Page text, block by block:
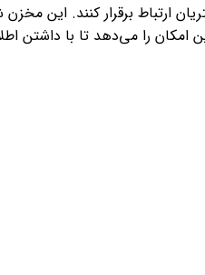
برقرار کنند. این مخزن
را می‌دهد تا با داشتن